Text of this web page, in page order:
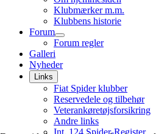
Klubmærker m.m.
Klubbens historie
Forum
Forum regler
Galleri
Nyheder
Links
Fiat Spider klubber
Reservedele og tilbehør
Veterankøretøjsforsikring
Andre links
Int. 124 Spider-Register